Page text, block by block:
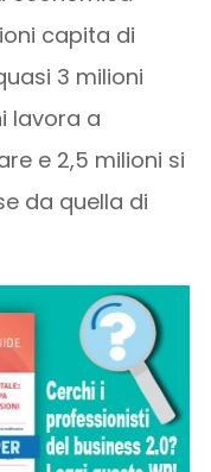
capita di
3 milioni
lavora a
e 2,5 milioni si
da quella di